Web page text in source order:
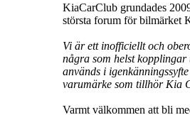
KiaCarClub grundades
största forum för bilmärket
Vi är ett inofficiellt och
några som helst
används i
varumärke som tillhör Kia
Varmt välkommen att bli